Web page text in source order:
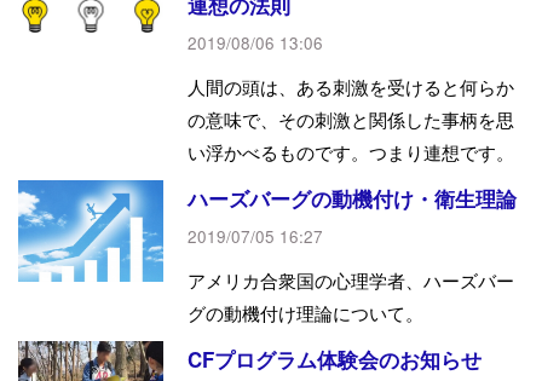
2019/08/06 13:06
人間の頭は、ある刺激を受けると何らか
の意味で、その刺激と関係した事柄を思
い浮かべるものです。つまり連想です。
ハーズバーグの動機付け・衛生理論
2019/07/05 16:27
アメリカ合衆国の心理学者、ハーズバー
グの動機付け理論について。
CFプログラム体験会のお知らせ